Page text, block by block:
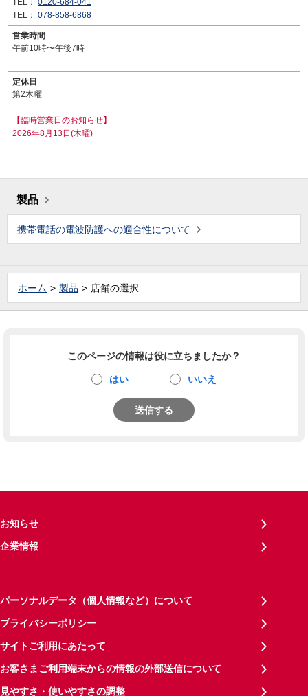
TEL： 0120-684-041
TEL： 078-858-6868
営業時間
午前10時〜午後7時
定休日
第2木曜
【臨時営業日のお知らせ】
2026年8月13日(木曜)
製品
携帯電話の電波防護への適合性について
ホーム 製品 店舗の選択
このページの情報は役に立ちましたか？
はい いいえ
送信する
お知らせ
企業情報
パーソナルデータ（個人情報など）について
プライバシーポリシー
サイトご利用にあたって
お客さまご利用端末からの情報の外部送信について
見やすさ・使いやすさの調整